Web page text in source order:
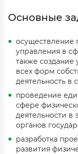
Основные
осуществление
управления в
также создание
всех форм
деятельность в
проведение
сфере
деятельности в
органов
разработка
развития